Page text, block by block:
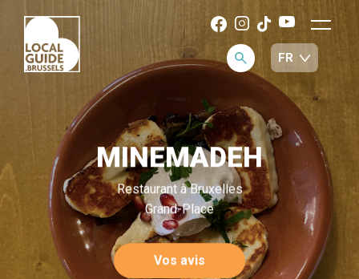
MINEMADEH
Restaurant à Bruxelles
Grand-Place
Vos avis